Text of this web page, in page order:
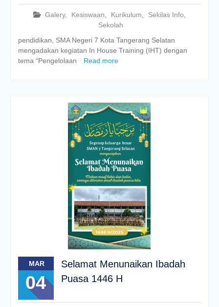
Galery, Kesiswaan Kurikulum Sekilas Info
Sekolah
pendidikan, SMA Negeri 7 Kota Tangerang Selatan
mengadakan kegiatan In House Training (IHT) dengan
tema “Pengelolaan
Read more
MAR
04
Selamat Menunaikan Ibadah
Puasa 1446 H